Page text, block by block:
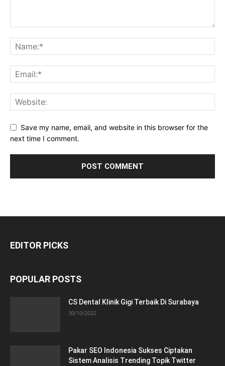
Save my name, email, and website in this browser for the
next time I comment.
EDITOR PICKS
POPULAR POSTS
CS Dental Klinik Gigi Terbaik Di Surabaya
30/10/2022
Pakar SEO Indonesia Sukses Ciptakan
Sistem Analisis Trending Topik Twitter